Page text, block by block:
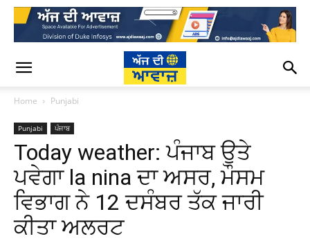
Home Punjabi
Punjabi ਪੰਜਾਬ
Today weather: ਪੰਜਾਬ ਉਤੇ
ਪਵੇਗਾ la nina ਦਾ ਅਸਰ, ਮੌਸਮ
ਵਿਭਾਗ ਨੇ 12 ਦਸੰਬਰ ਤੱਕ ਜਾਰੀ
ਕੀਤਾ ਅਲਰਟ